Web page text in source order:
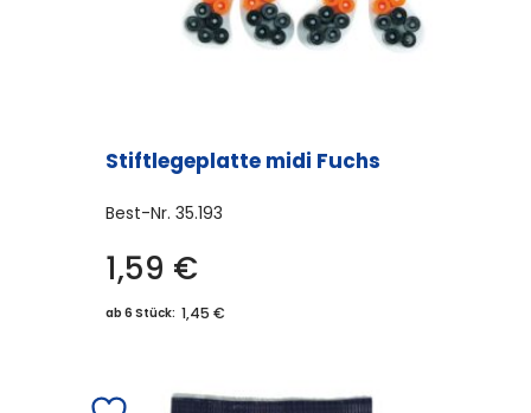
gewählt
werden
Stiftlegeplatte midi Fuchs
Best-Nr. 35.193
1,59 €
ab 6 Stück: 1,45 €